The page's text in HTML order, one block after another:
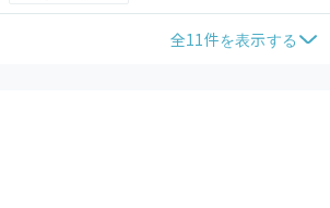
全11件を表示する